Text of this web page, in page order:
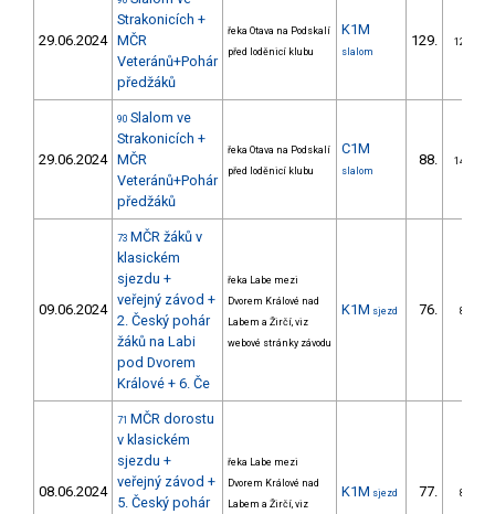
29.06.2024
Strakonicích +
MČR
Veteránů+Pohár
předžáků
řeka Otava na Podskalí
před loděnicí klubu
K1M
slalom
129. 12/ZM
29.06.2024
90 Slalom ve
Strakonicích +
MČR
Veteránů+Pohár
předžáků
řeka Otava na Podskalí
před loděnicí klubu
C1M
slalom
88. 14/ZM
09.06.2024
73 MČR žáků v
klasickém
sjezdu +
veřejný závod +
2. Český pohár
žáků na Labi
pod Dvorem
Králové + 6. Če
řeka Labe mezi
Dvorem Králové nad
Labem a Žirčí, viz
webové stránky závodu
K1M sjezd 76. 8/ZM
08.06.2024
71 MČR dorostu
v klasickém
sjezdu +
veřejný závod +
5. Český pohár
řeka Labe mezi
Dvorem Králové nad
Labem a Žirčí, viz
K1M sjezd 77. 8/ZM